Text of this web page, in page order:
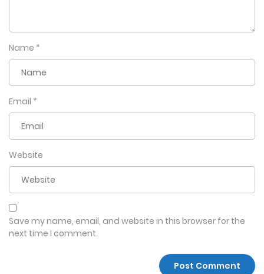
Name *
Email *
Website
Save my name, email, and website in this browser for the
next time I comment.